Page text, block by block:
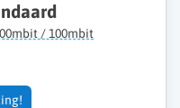
/ 100mbit